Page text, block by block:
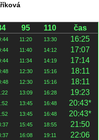
95 110
čas
11:20 13:30
16:25
11:40 14:12
17:07
11:34 14:19
17:14
12:30 15:16
18:11
12:30 15:16
18:11
13:09 16:28
19:23
13:45 16:48
20:43*
13:45 16:48
20:43*
15:45 18:55
21:50
16:08 19:11
22:06